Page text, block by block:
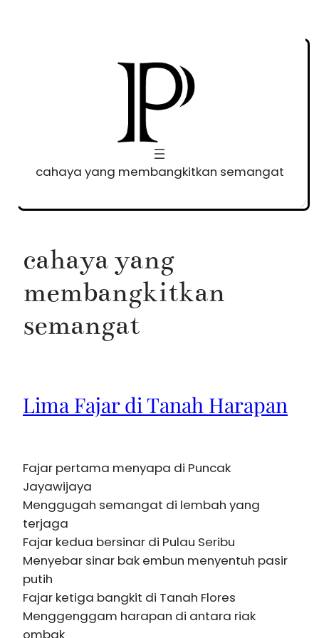
cahaya yang membangkitkan semangat
cahaya yang
membangkitkan
semangat
Lima Fajar di Tanah Harapan
Fajar pertama menyapa di Puncak
Jayawijaya
Menggugah semangat di lembah yang
terjaga
Fajar kedua bersinar di Pulau Seribu
Menyebar sinar bak embun menyentuh pasir
putih
Fajar ketiga bangkit di Tanah Flores
Menggenggam harapan di antara riak
ombak